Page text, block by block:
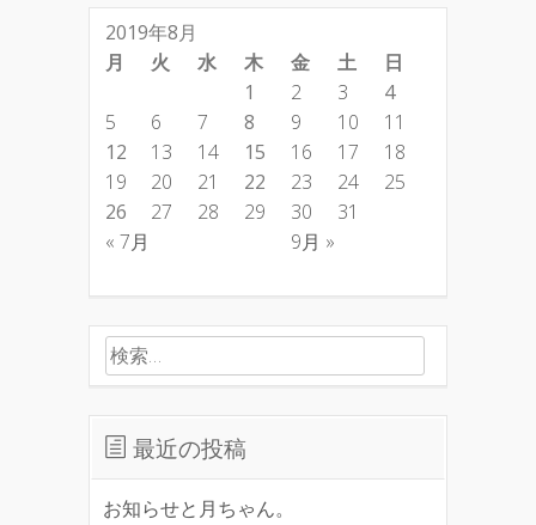
2019年8月
月
火 水 木 金 土 日
« 7月 9月 »
1 2 3
4
5
6 7 8 9 10
11
12
13 14 15 16 17
18
19
20 21 22 23 24
25
26
27 28 29 30 31
検索:
最近の投稿
お知らせと月ちゃん。